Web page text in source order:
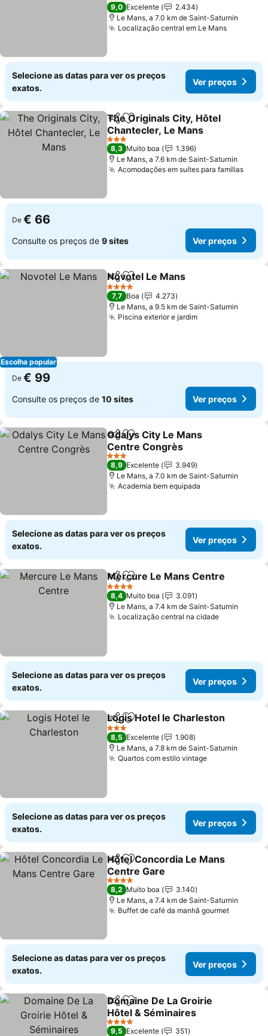
4 Estrelas
9,0 Excelente
2.434
Le Mans, a 7.0 km de Saint-Saturnin
Localização central em Le MansVer
Selecione as datas para ver os preços
exatos.
Ver preços
PartilharAdicionar aos favoritos
The Originals City, Hôtel
Chantecler, Le Mans
Ver preços
3 Estrelas
8,3 Muito boa
1.396
Le Mans, a 7.6 km de Saint-Saturnin
Acomodações em suítes para famíliasVer
De € 66
Consulte os preços de 9 sites Ver preços
Escolha popular
PartilharAdicionar aos favoritos
Novotel Le Mans
4 Estrelas
7,7 Boa
4.273
Le Mans, a 9.5 km de Saint-Saturnin
Piscina exterior e jardimVer preços
De € 99
Consulte os preços de 10 sites Ver preços
PartilharAdicionar aos favoritos
Odalys City Le Mans
Centre Congrès
Ver preços
3 Estrelas
8,9 Excelente
3.949
Le Mans, a 7.0 km de Saint-Saturnin
Academia bem equipada
Selecione as datas para ver os preços
exatos.
Ver preços
PartilharAdicionar aos favoritos
Mercure Le Mans Centre
4 Estrelas
8,4 Muito boa
3.091
Le Mans, a 7.4 km de Saint-Saturnin
Localização central na cidadeVer preços
Selecione as datas para ver os preços
exatos.
Ver preços
PartilharAdicionar aos favoritos
Logis Hotel le Charleston
3 Estrelas
8,5 Excelente
1.908
Le Mans, a 7.8 km de Saint-Saturnin
Quartos com estilo vintageVer preços
Selecione as datas para ver os preços
exatos.
Ver preços
PartilharAdicionar aos favoritos
Hôtel Concordia Le Mans
Centre Gare
Ver preços
4 Estrelas
8,2 Muito boa
3.140
Le Mans, a 7.4 km de Saint-Saturnin
Buffet de café da manhã gourmetVer
Selecione as datas para ver os preços
exatos.
Ver preços
PartilharAdicionar aos favoritos
Domaine De La Groirie
Hôtel & Séminaires
Ver preços
4 Estrelas
9,5 Excelente 351